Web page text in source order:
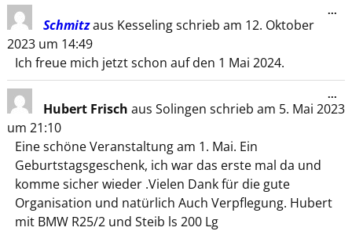
Schmitzaus Kesselingschrieb am 12. Oktober
2023 um 14:49
Ich freue mich jetzt schon auf den 1 Mai 2024.
...
Hubert Frisch aus Solingen schrieb am 5. Mai 2023
um 21:10
Eine schöne Veranstaltung am 1. Mai. Ein
Geburtstagsgeschenk, ich war das erste mal da und
komme sicher wieder .Vielen Dank für die gute
Organisation und natürlich Auch Verpflegung. Hubert
mit BMW R25/2 und Steib ls 200 Lg
...